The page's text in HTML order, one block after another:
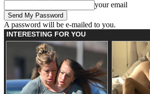
your email
A password will be e-mailed to you.